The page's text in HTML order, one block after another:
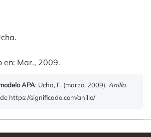
en: Mar., 2009.
APA: Ucha, F. (marzo, 2009). Anillo.
https://significado.com/anillo/